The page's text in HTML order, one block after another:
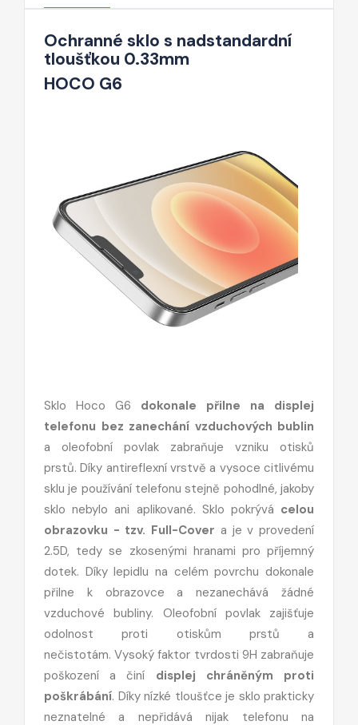
Ochranné sklo s nadstandardní
tloušťkou 0.33mm
HOCO G6
Sklo Hoco G6 dokonale přilne na displej
telefonu bez zanechání vzduchových bublin
a oleofobní povlak zabraňuje vzniku otisků
prstů. Díky antireflexní vrstvě a vysoce citlivému
sklu je používání telefonu stejně pohodlné, jakoby
sklo nebylo ani aplikované. Sklo pokrývá celou
obrazovku - tzv. Full-Cover a je v provedení
2.5D, tedy se zkosenými hranami pro příjemný
dotek. Díky lepidlu na celém povrchu dokonale
přilne k obrazovce a nezanechává žádné
vzduchové bubliny. Oleofobní povlak zajišťuje
odolnost proti otiskům prstů a
nečistotám. Vysoký faktor tvrdosti 9H zabraňuje
poškození a činí displej chráněným proti
poškrábání. Díky nízké tloušťce je sklo prakticky
neznatelné a nepřidává nijak telefonu na